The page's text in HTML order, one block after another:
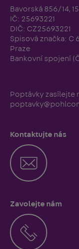
Bavorská 856/14,
IČ: 25693221
DIČ: CZ25693221
Spisová značka: C
Praze
Bankovní spojení
Poptávky zasílejte
Kontaktujte nás
Zavolejte nám